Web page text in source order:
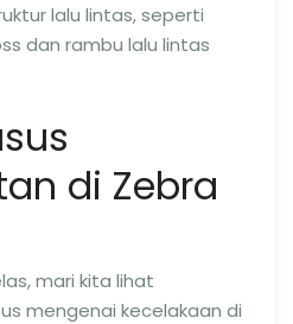
lalu lintas, seperti
dan rambu lalu lintas
di Zebra
mari kita lihat
mengenai kecelakaan di